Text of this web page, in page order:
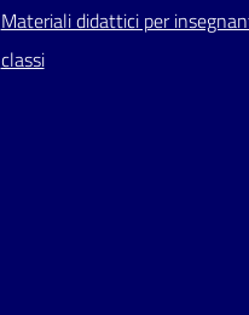
Materiali didattici per
classi